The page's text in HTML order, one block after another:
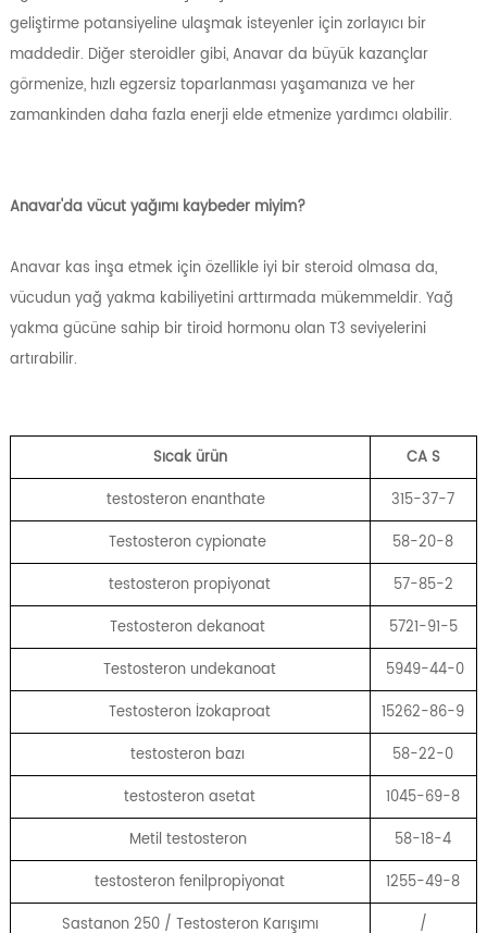
geliştirme potansiyeline ulaşmak isteyenler için zorlayıcı bir
maddedir. Diğer steroidler gibi, Anavar da büyük kazançlar
görmenize, hızlı egzersiz toparlanması yaşamanıza ve her
zamankinden daha fazla enerji elde etmenize yardımcı olabilir.
Anavar'da vücut yağımı kaybeder miyim?
Anavar kas inşa etmek için özellikle iyi bir steroid olmasa da,
vücudun yağ yakma kabiliyetini arttırmada mükemmeldir. Yağ
yakma gücüne sahip bir tiroid hormonu olan T3 seviyelerini
artırabilir.
Sıcak ürün CAS
testosteron enanthate
315-37-7
Testosteron cypionate
58-20-8
testosteron propiyonat
57-85-2
Testosteron dekanoat
5721-91-5
Testosteron undekanoat
5949-44-0
Testosteron İzokaproat
15262-86-9
testosteron bazı
58-22-0
testosteron asetat
1045-69-8
Metil testosteron
58-18-4
testosteron fenilpropiyonat
1255-49-8
Sastanon 250 / Testosteron Karışımı
/